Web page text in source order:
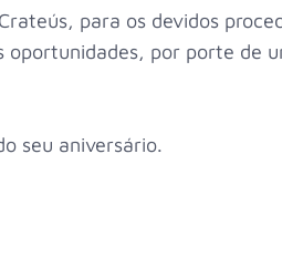
para os devidos
por porte de
seu aniversário.